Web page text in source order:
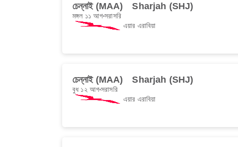
চেন্নাই (MAA) Sharjah (SHJ)
মঙ্গল ১১ আগসরাসরি
এয়ার এরাবিয়া
চেন্নাই (MAA) Sharjah (SHJ)
বুধ ১২ আগসরাসরি
এয়ার এরাবিয়া